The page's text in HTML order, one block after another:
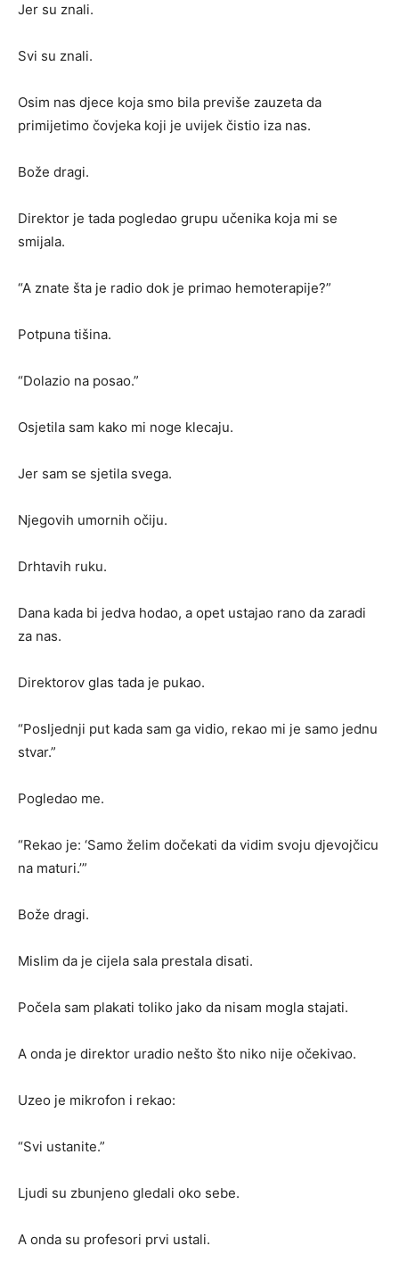
Jer su znali.
Svi su znali.
Osim nas djece koja smo bila previše zauzeta da
primijetimo čovjeka koji je uvijek čistio iza nas.
Bože dragi.
Direktor je tada pogledao grupu učenika koja mi se
smijala.
“A znate šta je radio dok je primao hemoterapije?”
Potpuna tišina.
“Dolazio na posao.”
Osjetila sam kako mi noge klecaju.
Jer sam se sjetila svega.
Njegovih umornih očiju.
Drhtavih ruku.
Dana kada bi jedva hodao, a opet ustajao rano da zaradi
za nas.
Direktorov glas tada je pukao.
“Posljednji put kada sam ga vidio, rekao mi je samo jednu
stvar.”
Pogledao me.
“Rekao je: ‘Samo želim dočekati da vidim svoju djevojčicu
na maturi.’”
Bože dragi.
Mislim da je cijela sala prestala disati.
Počela sam plakati toliko jako da nisam mogla stajati.
A onda je direktor uradio nešto što niko nije očekivao.
Uzeo je mikrofon i rekao:
“Svi ustanite.”
Ljudi su zbunjeno gledali oko sebe.
A onda su profesori prvi ustali.